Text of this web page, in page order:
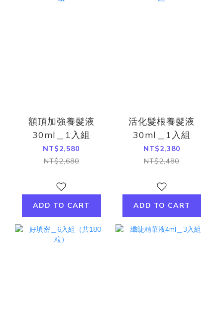
額頂加強養髮液
30ml＿1入組
NT$2,580
NT$2,680
ADD TO CART
活化髮根養髮液
30ml＿1入組
NT$2,380
NT$2,480
ADD TO CART